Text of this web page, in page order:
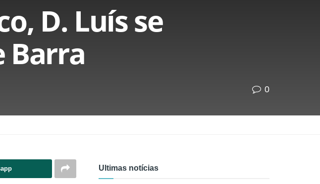
D. Luís se
Barra
0
Ultimas notícias